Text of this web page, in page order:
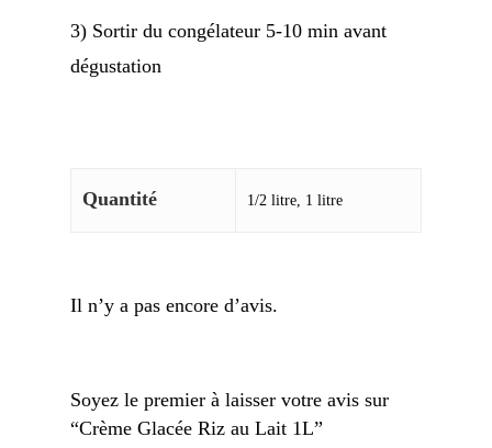
3) Sortir du congélateur 5-10 min avant
dégustation
Quantité 1/2 litre, 1 litre
Il n’y a pas encore d’avis.
Soyez le premier à laisser votre avis sur
“Crème Glacée Riz au Lait 1L”